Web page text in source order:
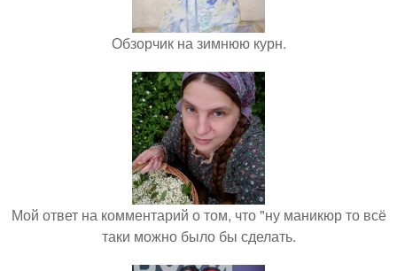
Обзорчик на зимнюю курн.
Мой ответ на комментарий о том, что "ну маникюр то всё
таки можно было бы сделать.